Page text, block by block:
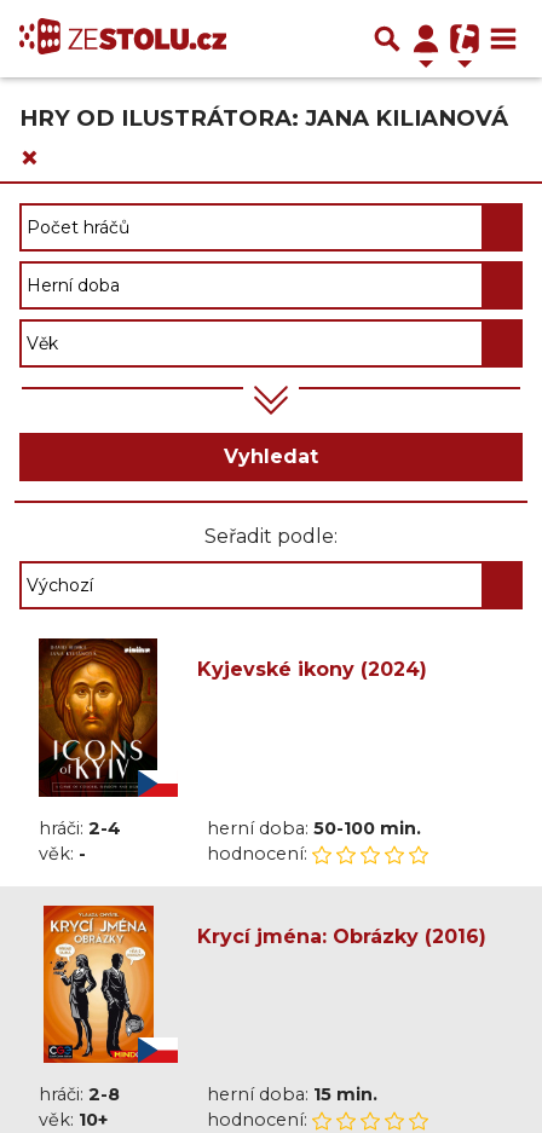
HRY OD ILUSTRÁTORA: JANA KILIANOVÁ
×
Vyhledat
Seřadit podle:
Kyjevské ikony (2024)
hráči: 2-4 herní doba: 50-100 min.
věk: - hodnocení:
Krycí jména: Obrázky (2016)
hráči: 2-8 herní doba: 15 min.
věk: 10+ hodnocení: